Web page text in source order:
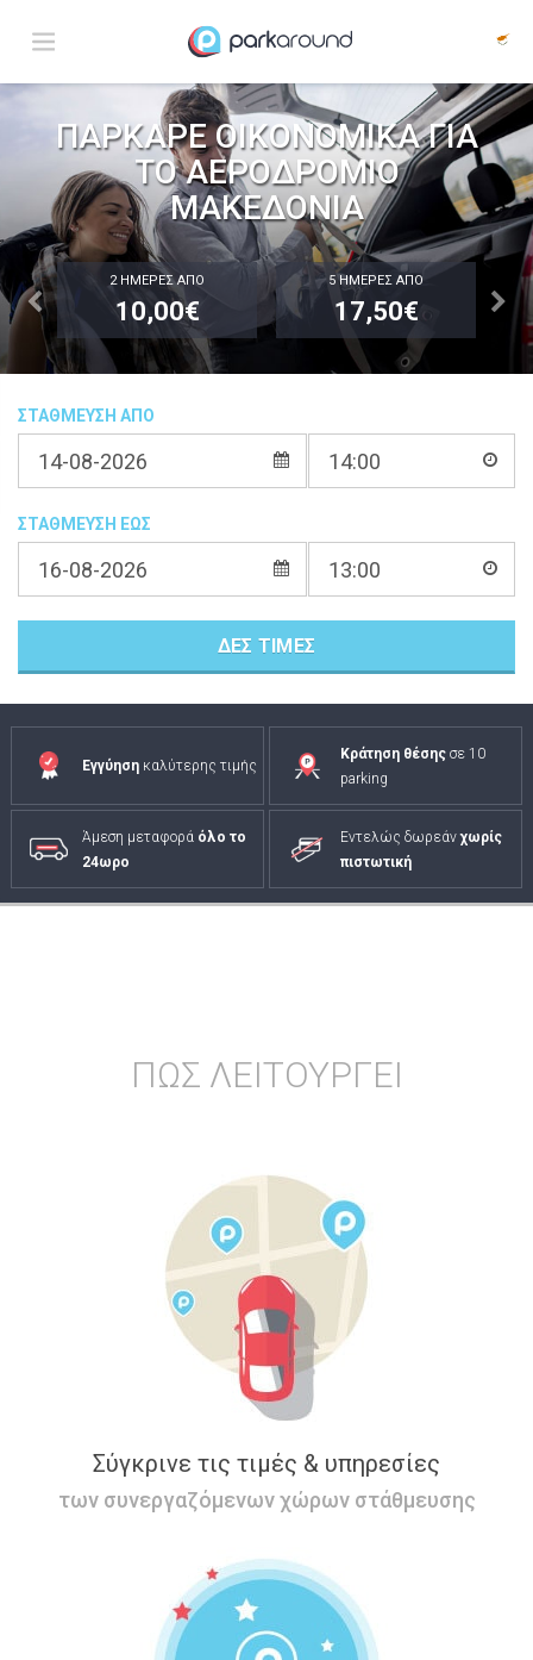
ΠΑΡΚΑΡΕ ΟΙΚΟΝΟΜΙΚΑ ΓΙΑ
ΤΟ ΑΕΡΟΔΡΟΜΙΟ
ΜΑΚΕΔΟΝΙΑ
2 ΗΜΕΡΕΣ ΑΠΟ
10,00€
5 ΗΜΕΡΕΣ ΑΠΟ
17,50€
ΣΤΑΘΜΕΥΣΗ ΑΠΟ
ΣΤΑΘΜΕΥΣΗ ΕΩΣ
ΔΕΣ ΤΙΜΕΣ
Εγγύηση καλύτερης τιμής
Κράτηση θέσης σε 10
parking
Άμεση μεταφορά όλο το
24ωρο
Εντελώς δωρεάνχωρίς
πιστωτική
ΠΩΣ ΛΕΙΤΟΥΡΓΕΙ
Σύγκρινε τις τιμές & υπηρεσίες
των συνεργαζόμενων χώρων στάθμευσης